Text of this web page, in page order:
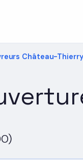
Château-Thierry